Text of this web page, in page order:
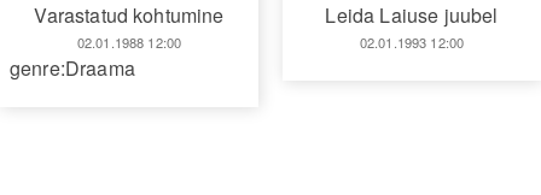
Varastatud kohtumine
02.01.1988 12:00
genre:Draama
Leida Laiuse juubel
02.01.1993 12:00